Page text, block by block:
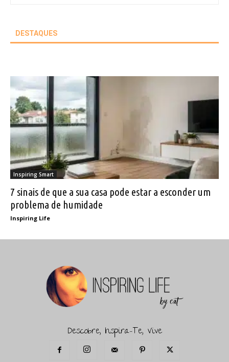
DESTAQUES
Inspiring Smart
7 sinais de que a sua casa pode estar a esconder um
problema de humidade
Inspiring Life
Descobre, Inspira-Te, Vive